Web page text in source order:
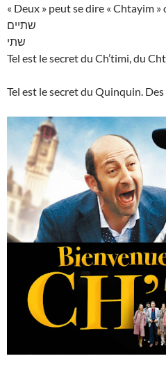
« Deux » peut se dire « Chtayim »
שתיים
שתי
Tel est le secret du Ch’timi, du
Tel est le secret du Quinquin.